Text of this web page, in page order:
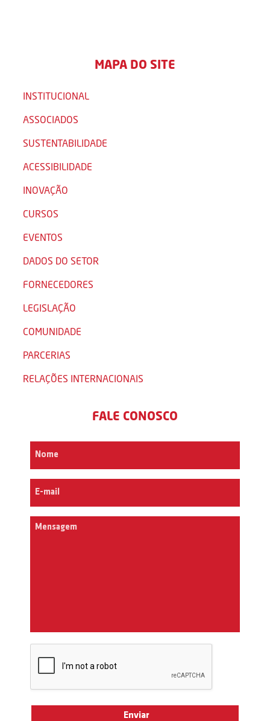
MAPA DO SITE
INSTITUCIONAL
ASSOCIADOS
SUSTENTABILIDADE
ACESSIBILIDADE
INOVAÇÃO
CURSOS
EVENTOS
DADOS DO SETOR
FORNECEDORES
LEGISLAÇÃO
COMUNIDADE
PARCERIAS
RELAÇÕES INTERNACIONAIS
FALE CONOSCO